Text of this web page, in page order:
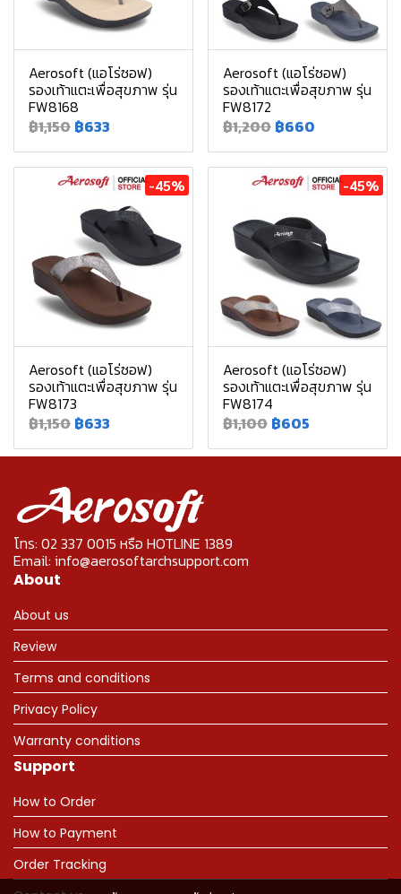
Aerosoft (แอโร่ซอฟ)
รองเท้าแตะเพื่อสุขภาพ รุ่น
FW8168
฿1,150 ฿633
Aerosoft (แอโร่ซอฟ)
รองเท้าแตะเพื่อสุขภาพ รุ่น
FW8172
฿1,200 ฿660
-45%
Aerosoft (แอโร่ซอฟ)
รองเท้าแตะเพื่อสุขภาพ รุ่น
FW8173
฿1,150 ฿633
-45%
Aerosoft (แอโร่ซอฟ)
รองเท้าแตะเพื่อสุขภาพ รุ่น
FW8174
฿1,100 ฿605
โทร: 02 337 0015 หรือ HOTLINE 1389
Email: info@aerosoftarchsupport.com
About
About us
Review
Terms and conditions
Privacy Policy
Warranty conditions
Support
How to Order
How to Payment
Order Tracking